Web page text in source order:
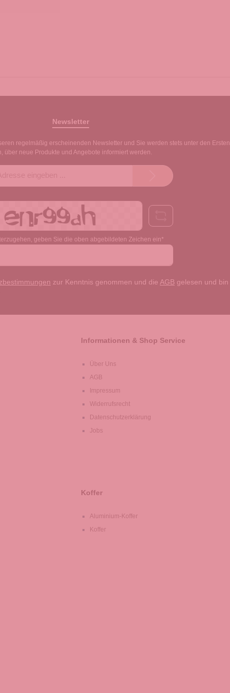
Newsletter
regelmäßig erscheinenden Newsletter und Sie werden stets unter den Ersten
über neue Produkte und Angebote informiert werden.
Adresse*
geben Sie die oben abgebildeten Zeichen ein*
zur Kenntnis genommen und die AGB gelesen und bin
Informationen & Shop Service
Über Uns
AGB
Impressum
Widerrufsrecht
Datenschutzerklärung
Jobs
Koffer
Aluminium-Koffer
Koffer